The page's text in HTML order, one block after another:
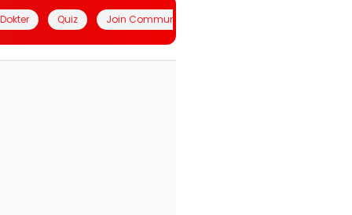
Quiz Join Community